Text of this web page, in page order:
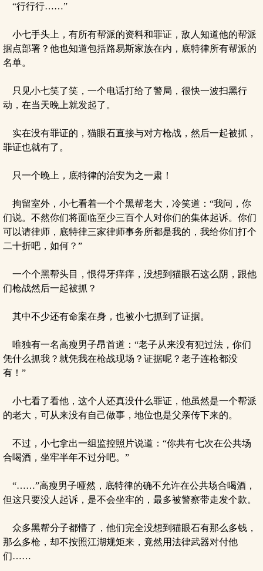
“行行行……”
小七手头上，有所有帮派的资料和罪证，敌人知道他的帮派
据点部署？他也知道包括路易斯家族在内，底特律所有帮派的
名单。
只见小七笑了笑，一个电话打给了警局，很快一波扫黑行
动，在当天晚上就发起了。
实在没有罪证的，猫眼石直接与对方枪战，然后一起被抓，
罪证也就有了。
只一个晚上，底特律的治安为之一肃！
拘留室外，小七看着一个个黑帮老大，冷笑道：“我问，你
们说。不然你们将面临至少三百个人对你们的集体起诉。你们
可以请律师，底特律三家律师事务所都是我的，我给你们打个
二十折吧，如何？”
一个个黑帮头目，恨得牙痒痒，没想到猫眼石这么阴，跟他
们枪战然后一起被抓？
其中不少还有命案在身，也被小七抓到了证据。
唯独有一名高瘦男子昂首道：“老子从来没有犯过法，你们
凭什么抓我？就凭我在枪战现场？证据呢？老子连枪都没
有！”
小七看了看他，这个人还真没什么罪证，他虽然是一个帮派
的老大，可从来没有自己做事，地位也是父亲传下来的。
不过，小七拿出一组监控照片说道：“你共有七次在公共场
合喝酒，坐牢半年不过分吧。”
“……”高瘦男子哑然，底特律的确不允许在公共场合喝酒，
但这只要没人起诉，是不会坐牢的，最多被警察带走发个款。
众多黑帮分子都懵了，他们完全没想到猫眼石有那么多钱，
那么多枪，却不按照江湖规矩来，竟然用法律武器对付他
们……